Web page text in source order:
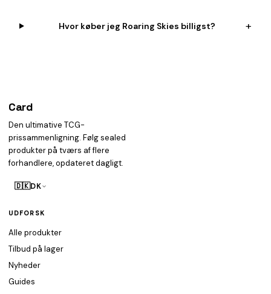
Hvor køber jeg Roaring Skies billigst? +
Card
Den ultimative TCG-
prissammenligning. Følg sealed
produkter på tværs af flere
forhandlere, opdateret dagligt.
🇩🇰DK
UDFORSK
Alle produkter
Tilbud på lager
Nyheder
Guides